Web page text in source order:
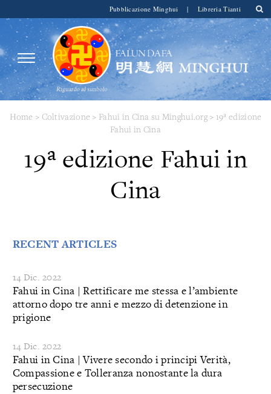
Pubblicazione Minghui | Libreria Tianti
Home > Coltivazione > Fahui in Cina su Minghui.org > 19ª edizione
Fahui in Cina
19ª edizione Fahui in
Cina
RECENT ARTICLES
14 Dic. 2022
Fahui in Cina | Rettificare me stessa e l’ambiente
attorno dopo tre anni e mezzo di detenzione in
prigione
14 Dic. 2022
Fahui in Cina | Vivere secondo i principi Verità,
Compassione e Tolleranza nonostante la dura
persecuzione